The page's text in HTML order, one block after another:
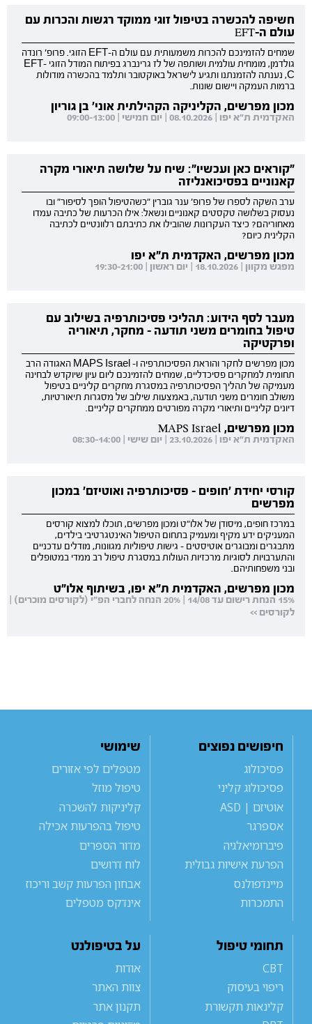
חשיפה להכשרה בטיפול זוגי ממוקד רגשות והכרות עם
עולם ה-EFT
שמחים להזמינכם להכרות משמעותית עם עולם ה-EFT הזוגי. פרופ' רונדה
גולדמן, מומחית עולמית ושותפה של לז גרינברג בפיתוח המודל הזוגי EFT-
C, נענתה להזמנתנו ותגיע לישראל באוקטובר ותלמד בהכשרה מודולות
ברמות העמקה ויישום שונות.
מכון מפרשים, הקליניקה הקהילתית אוני' בן גוריון
האקדמית ת"א יפו | 08.10.2026 | יום חמישי | 09:00-13:00
"קוראים כאן ועכשיו": שיח על שלושה תיאורי מקרה
קאנוניים בפסיכואנליזה
ערב השקה לספרו של פרופ' ענר גוברין "כשהטיפול הופך לסיפור" ובו
נעסוק בשלושה טקסטים קאנוניים ונשאל: אילו הכרעות של כתיבה עמדו
מאחוריהם? כיצד העקרונות שהובילו את כתיבתם רלוונטיים לכתיבה
הקלינית כיום?
מכון מפרשים, האקדמית ת"א יפו
מפגש מקוון | 18.10.2026 | יום ראשון | 19:30-21:00
מעבר לסף הידוע: תהליכי פסיכותרפיה בשילוב עם
טיפול בחומרים משני תודעה - מחקר, תיאוריה
ופרקטיקה
מכון מפרשים לחקר והוראת הפסיכותרפיה ו- MAPS Israel האגודה הרב
תחומית למחקרים פסיכדליים, שמחים להזמינכם ליום עיון שיוקדש לבחינה
מעמיקה של תהליך הפסיכותרפיה במסגרת מחקרים קליניים בטיפול
משולב חומרים משני תודעה, באמצעות שילוב של מסגרות תיאורטיות,
דיונים קליניים ותיאורי מקרה מפורטים ממחקרים קליניים.
מכון מפרשים, MAPS Israel
האקדמית ת"א יפו | 23.10.2026 | יום שישי | 08:30-14:00
קורסי יחידת 'חופים - פסיכותרפיה ואוטיזם' במכון
מפרשים
במרכז חופים, מיסודן של אלו"ט ומכון מפרשים, תוכלו למצוא קורסים
המעניקים ידע מקיף ומעמיק בתחום הטיפול האינטגרטיבי בילדים,
מתבגרים ומבוגרים אוטיסטים - גישות טיפוליות מגוונות, מודלים עדכניים
והתערבויות לסוגיות מרכזיות העולות במסגרת טיפול רב ממדי במטופלים
ובני משפחותיהם.
מכון מפרשים, האקדמית ת"א יפו, בשיתוף אלו"ט
15% הנחת רישום עד 14/08 | 20% הנחה לחברי הפ"י (לקורסים מוכרים) |
לקורסים >>
חיפושים נפוצים
פסיכולוג
פסיכולוג קליני
אוטיזם | ASD
אספרגר
פיברומיאלגיה
הפרעת אישיות גבולית
מיינדפולנס
התמכרות
שימושי
מטפלים לפי אזורים
טיפול מוזל
קליניקות להשכרה
טיפול בהפרעות אכילה
מדור הספרים
לוח דרושים
אבחון הפרעות קשב וריכוז
אינדקס מטפלים
תחומי טיפול
CBT
ריפוי בעיסוק
קלינאות תקשורת
על בטיפולנט
אודות
צוות האתר
תקנון אתר